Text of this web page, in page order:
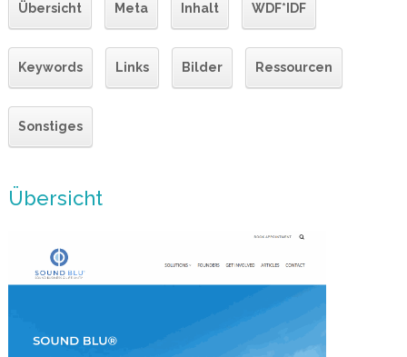
Übersicht Meta Inhalt WDF*IDF
Keywords Links Bilder Ressourcen
Sonstiges
Übersicht